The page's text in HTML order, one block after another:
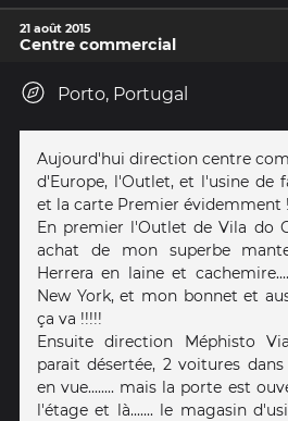
21 août 2015
Centre commercial
Porto, Portugal
Aujourd'hui direction centre
d'Europe, l'Outlet, et l'usine de
et la carte Premier évidemment
En premier l'Outlet de Vila do
achat de mon superbe
Herrera en laine et
New York, et mon bonnet et
ça va !!!!!
Ensuite direction Méphisto
parait désertée, 2 voitures
en vue........ mais la porte est
l'étage et là....... le magasin